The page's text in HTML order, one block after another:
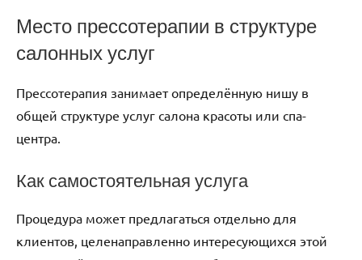
Место прессотерапии в структуре
салонных услуг
Прессотерапия занимает определённую нишу в
общей структуре услуг салона красоты или спа-
центра.
Как самостоятельная услуга
Процедура может предлагаться отдельно для
клиентов, целенаправленно интересующихся этой